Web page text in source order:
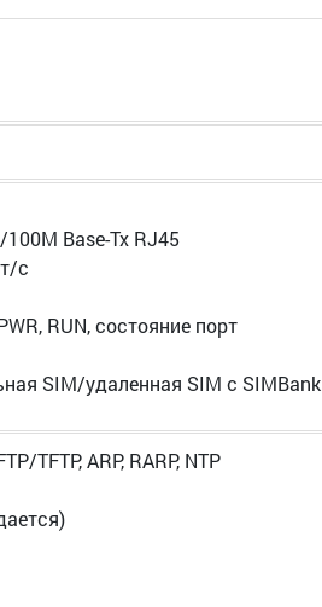
Base-Tx RJ45
с
RUN, состояние порт
SIM/удаленная SIM с SIMBank
TFTP, ARP, RARP, NTP